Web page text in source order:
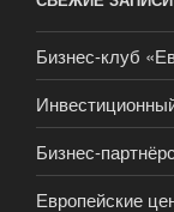
Бизнес-клуб
Бизнес-
Европейские